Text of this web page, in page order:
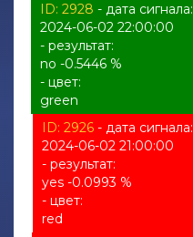
ID: 2928 - дата сигнала:
2024-06-02 22:00:00
- результат:
no -0.5446 %
- цвет:
green
ID: 2926- дата сигнала:
2024-06-02 21:00:00
- результат:
yes -0.0993 %
- цвет:
red